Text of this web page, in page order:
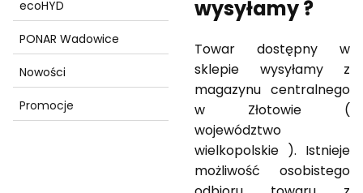
ecoHYD
PONAR Wadowice
Nowości
Promocje
wysyłamy ?
Towar dostępny w
sklepie wysyłamy z
magazynu centralnego
w Złotowie (
województwo
wielkopolskie ). Istnieje
możliwość osobistego